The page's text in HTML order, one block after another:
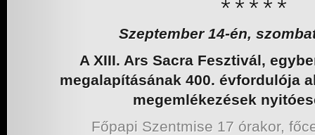
Szeptember 14-én,
A XIII. Ars Sacra Fesztivál,
megalapításának 400. évfordulója
megemlékezések
Főpapi Szentmise 17 órakor,